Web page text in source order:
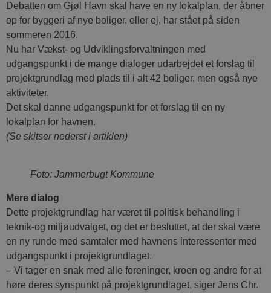
Debatten om Gjøl Havn skal have en ny lokalplan, der åbner
op for byggeri af nye boliger, eller ej, har stået på siden
sommeren 2016.
Nu har Vækst- og Udviklingsforvaltningen med
udgangspunkt i de mange dialoger udarbejdet et forslag til
projektgrundlag med plads til i alt 42 boliger, men også nye
aktiviteter.
Det skal danne udgangspunkt for et forslag til en ny
lokalplan for havnen.
(Se skitser nederst i artiklen)
Foto: Jammerbugt Kommune
Mere dialog
Dette projektgrundlag har været til politisk behandling i
teknik-og miljøudvalget, og det er besluttet, at der skal være
en ny runde med samtaler med havnens interessenter med
udgangspunkt i projektgrundlaget.
– Vi tager en snak med alle foreninger, kroen og andre for at
høre deres synspunkt på projektgrundlaget, siger Jens Chr.